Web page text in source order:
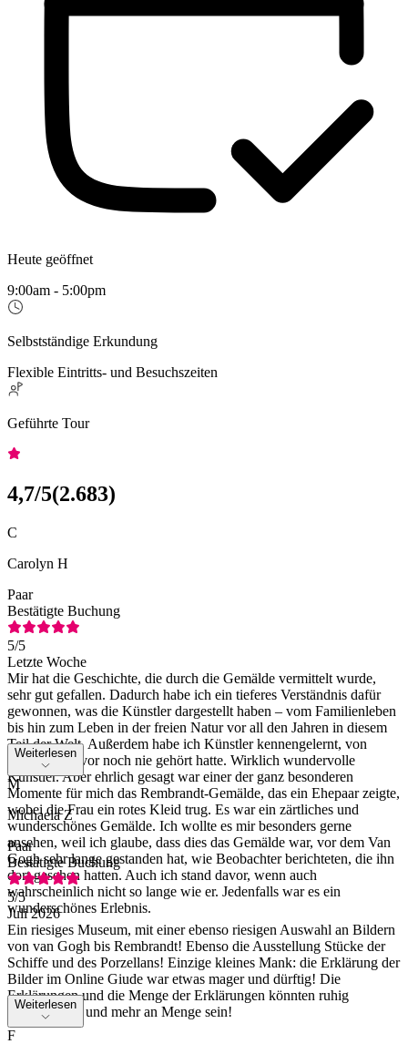
Heute geöffnet
9:00am - 5:00pm
Selbstständige Erkundung
Flexible Eintritts- und Besuchszeiten
Geführte Tour
4,7/5(2.683)
C
Carolyn H
Paar
Bestätigte Buchung
5/5
Letzte Woche
Mir hat die Geschichte, die durch die Gemälde vermittelt wurde,
sehr gut gefallen. Dadurch habe ich ein tieferes Verständnis dafür
gewonnen, was die Künstler dargestellt haben – vom Familienleben
bis hin zum Leben in der freien Natur vor all den Jahren in diesem
Teil der Welt. Außerdem habe ich Künstler kennengelernt, von
denen ich zuvor noch nie gehört hatte. Wirklich wundervolle
Künstler. Aber ehrlich gesagt war einer der ganz besonderen
Momente für mich das Rembrandt-Gemälde, das ein Ehepaar zeigte,
wobei die Frau ein rotes Kleid trug. Es war ein zärtliches und
wunderschönes Gemälde. Ich wollte es mir besonders gerne
ansehen, weil ich glaube, dass dies das Gemälde war, vor dem Van
Gogh sehr lange gestanden hat, wie Beobachter berichteten, die ihn
dort gesehen hatten. Auch ich stand davor, wenn auch
wahrscheinlich nicht so lange wie er. Jedenfalls war es ein
wunderschönes Erlebnis.
Weiterlesen
M
Michaela Z
Paar
Bestätigte Buchung
5/5
Juli 2026
Ein riesiges Museum, mit einer ebenso riesigen Auswahl an Bildern
von van Gogh bis Rembrandt! Ebenso die Ausstellung Stücke der
Schiffe und des Porzellans! Einzige kleines Mank: die Erklärung der
Bilder im Online Giude war etwas mager und dürftig! Die
Erklärungen und die Menge der Erklärungen könnten ruhig
ausführlicher und mehr an Menge sein!
Weiterlesen
F